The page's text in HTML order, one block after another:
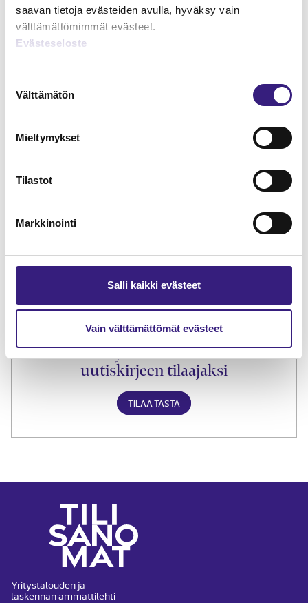
saavan tietoja evästeiden avulla, hyväksy vain
välttämättömimmät evästeet.
Evästeseloste
valinta
Välttämätön
Mieltymykset
Tilastot
Markkinointi
Salli kaikki evästeet
Vain välttämättömät evästeet
TILAA TÄSTÄ
Liity Tilisanomien
uutiskirjeen tilaajaksi
TILAA TÄSTÄ
Yritystalouden ja
laskennan ammattilehti